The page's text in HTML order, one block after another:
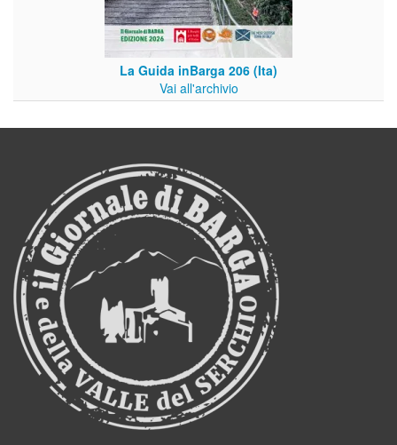
La Guida inBarga 206 (Ita)
Vai all'archivio